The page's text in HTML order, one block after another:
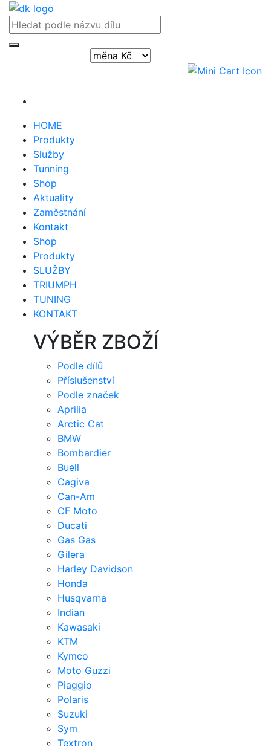
HOME
Produkty
Služby
Tunning
Shop
Aktuality
Zaměstnání
Kontakt
Shop
Produkty
SLUŽBY
TRIUMPH
TUNING
KONTAKT
VÝBĚR ZBOŽÍ
Podle dílů
Příslušenství
Podle značek
Aprilia
Arctic Cat
BMW
Bombardier
Buell
Cagiva
Can-Am
CF Moto
Ducati
Gas Gas
Gilera
Harley Davidson
Honda
Husqvarna
Indian
Kawasaki
KTM
Kymco
Moto Guzzi
Piaggio
Polaris
Suzuki
Sym
Textron